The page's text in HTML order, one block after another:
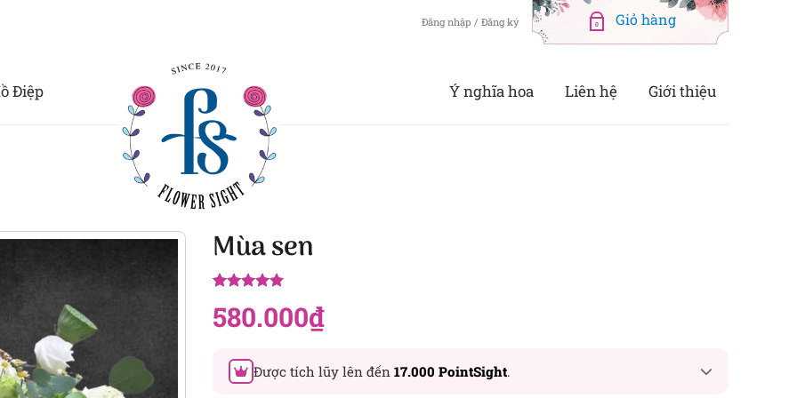
Đăng nhập / Đăng ký 0
Điệp Ý nghĩa hoa Liên hệ Giới thiệu
Mùa sen
dựa trên
đánh giá
580.000₫
Được tích lũy lên đến 17.000 PointSight.